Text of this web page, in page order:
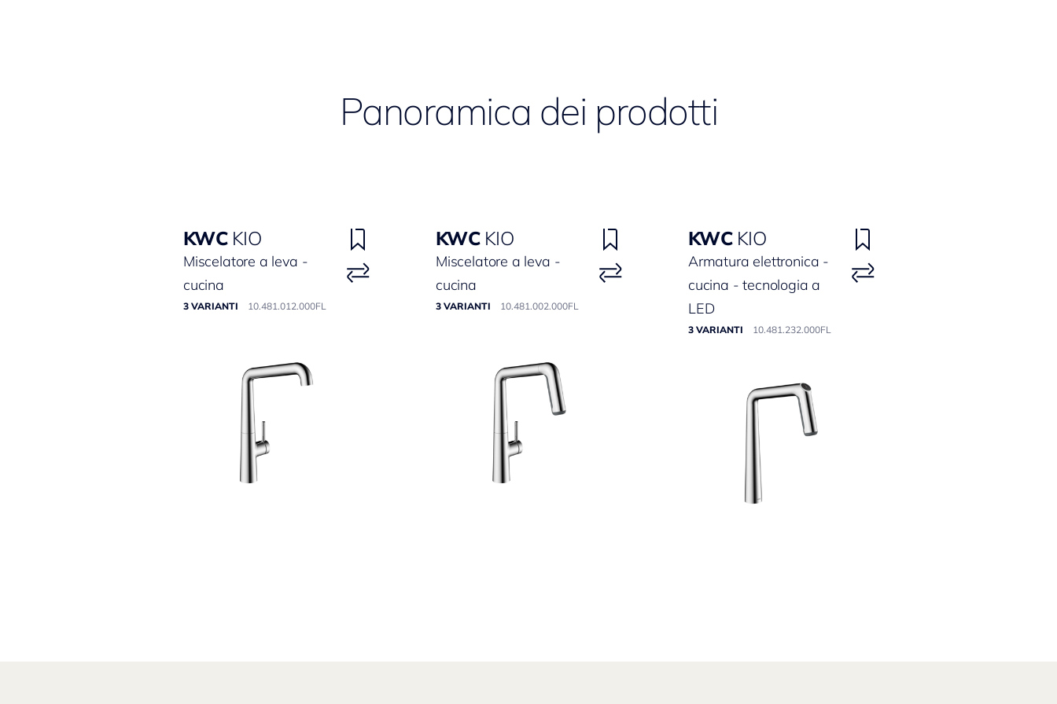
Panoramica dei prodotti
KWC KIO
Miscelatore a leva -
cucina
3 VARIANTI 10.481.012.000FL
KWC KIO
Miscelatore a leva -
cucina
3 VARIANTI 10.481.002.000FL
KWC KIO
Armatura elettronica -
cucina - tecnologia a
LED
3 VARIANTI 10.481.232.000FL